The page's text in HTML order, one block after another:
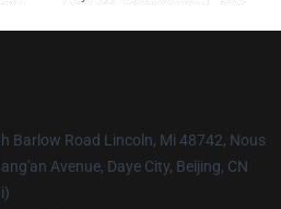
Barlow Road Lincoln, Mi 48742, Nous
Avenue, Daye City, Beijing, CN